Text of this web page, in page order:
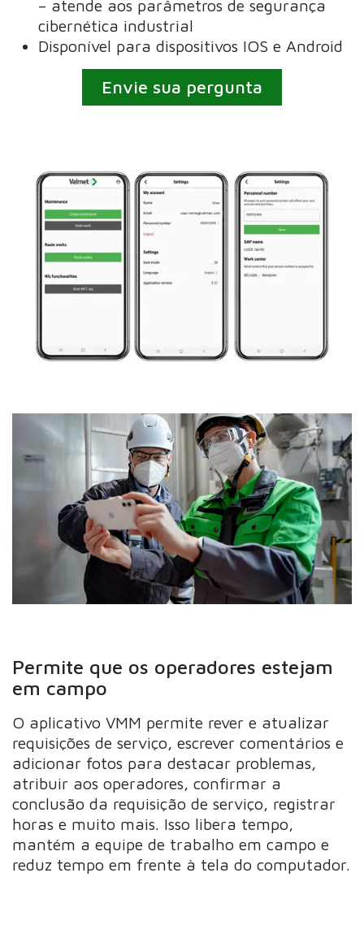
– atende aos parâmetros de segurança
cibernética industrial
Disponível para dispositivos IOS e Android
Envie sua pergunta
Permite que os operadores estejam
em campo
O aplicativo VMM permite rever e atualizar
requisições de serviço, escrever comentários e
adicionar fotos para destacar problemas,
atribuir aos operadores, confirmar a
conclusão da requisição de serviço, registrar
horas e muito mais. Isso libera tempo,
mantém a equipe de trabalho em campo e
reduz tempo em frente à tela do computador.